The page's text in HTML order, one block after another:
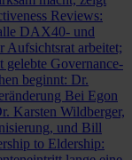
Reviews:
DAX40- und
arbeitet;
gelebte Governance-
beginnt: Dr.
Bei Egon
Karsten Wildberger,
und Bill
to Eldership: